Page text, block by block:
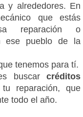
y alrededores. En
que estás
reparación o
ese pueblo de la
tenemos para tí.
buscar créditos
reparación, que
todo el año.